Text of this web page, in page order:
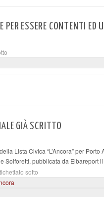
PER ESSERE CONTENTI ED
GIÀ SCRITTO
Lista Civica “L’Ancora” per
Solforetti, pubblicata da Elbareport
sotto